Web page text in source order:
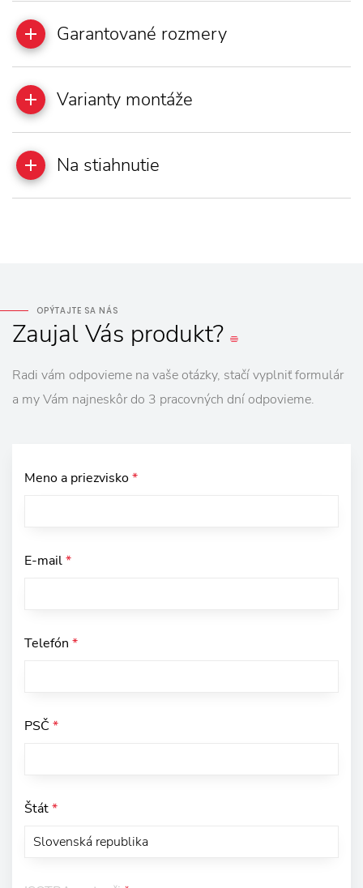
Garantované rozmery
Varianty montáže
Na stiahnutie
OPÝTAJTE SA NÁS
ZaujalVás produkt?
Radi vám odpovieme na vaše otázky, stačí vyplniť formulár
a my Vám najneskôr do 3 pracovných dní odpovieme.
Meno a priezvisko*
E-mail*
Telefón *
PSČ *
Štát*